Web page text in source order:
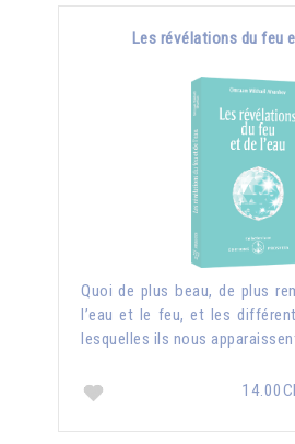
Les révélations du feu
Quoi de plus beau, de plus
l’eau et le feu, et les
lesquelles ils nous